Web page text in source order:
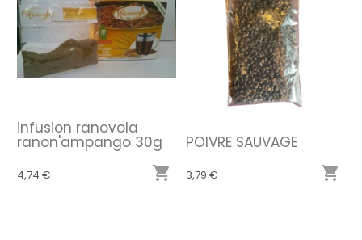
infusion ranovola
ranon'ampango 30g
4,74 € 
POIVRE SAUVAGE
3,79 € 